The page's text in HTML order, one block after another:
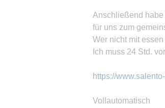
Anschließend
für uns zum
Wer nicht mit
Ich muss 24 Std.
https://
Vollautomatisch